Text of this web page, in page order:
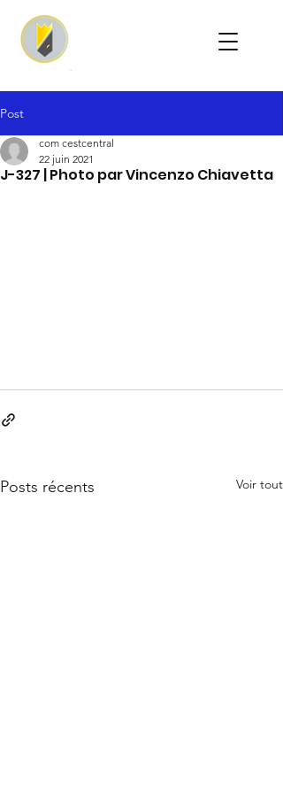
Post
J-327 | Photo par Vincenzo Chiavetta
com cestcentral
22 juin 2021
Posts récents Voir tout